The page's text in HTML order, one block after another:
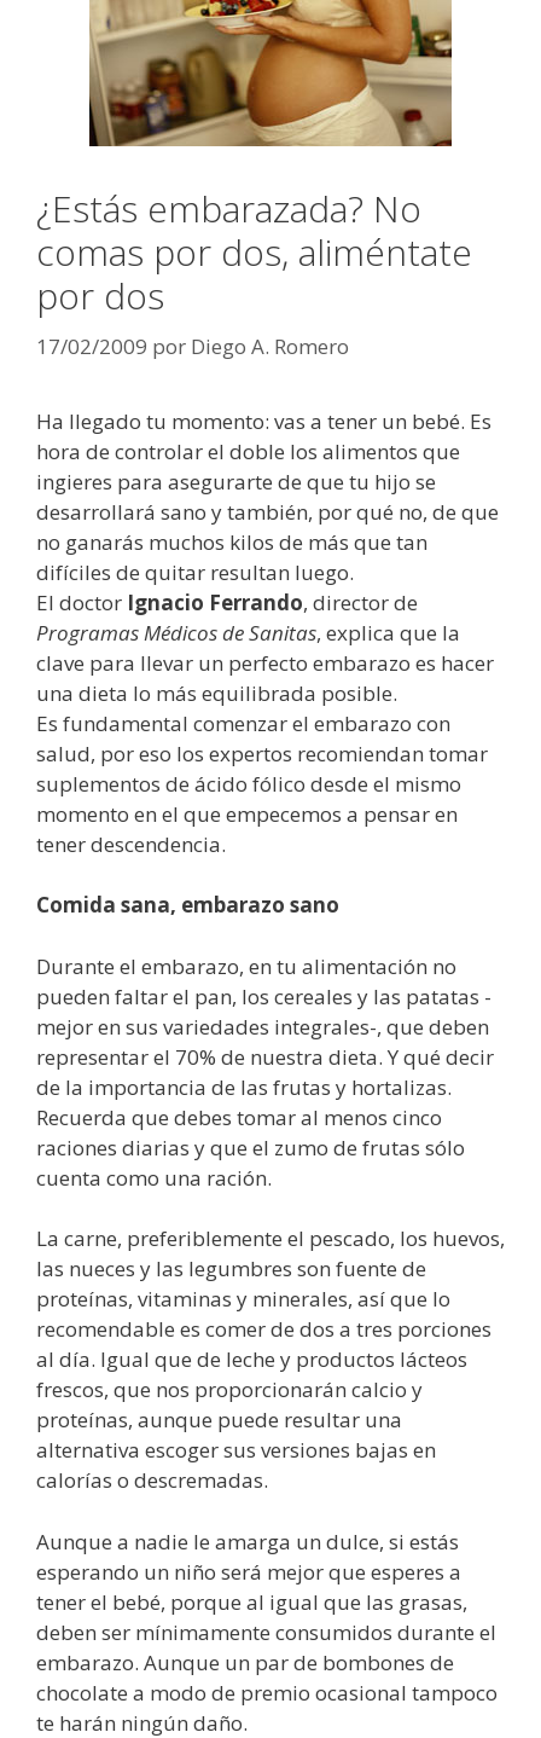
¿Estás embarazada? No
comas por dos, aliméntate
por dos
17/02/2009 por Diego A. Romero
Ha llegado tu momento: vas a tener un bebé. Es
hora de controlar el doble los alimentos que
ingieres para asegurarte de que tu hijo se
desarrollará sano y también, por qué no, de que
no ganarás muchos kilos de más que tan
difíciles de quitar resultan luego.
El doctor Ignacio Ferrando, director de
Programas Médicos de Sanitas, explica que la
clave para llevar un perfecto embarazo es hacer
una dieta lo más equilibrada posible.
Es fundamental comenzar el embarazo con
salud, por eso los expertos recomiendan tomar
suplementos de ácido fólico desde el mismo
momento en el que empecemos a pensar en
tener descendencia.
Comida sana, embarazo sano
Durante el embarazo, en tu alimentación no
pueden faltar el pan, los cereales y las patatas -
mejor en sus variedades integrales-, que deben
representar el 70% de nuestra dieta. Y qué decir
de la importancia de las frutas y hortalizas.
Recuerda que debes tomar al menos cinco
raciones diarias y que el zumo de frutas sólo
cuenta como una ración.
La carne, preferiblemente el pescado, los huevos,
las nueces y las legumbres son fuente de
proteínas, vitaminas y minerales, así que lo
recomendable es comer de dos a tres porciones
al día. Igual que de leche y productos lácteos
frescos, que nos proporcionarán calcio y
proteínas, aunque puede resultar una
alternativa escoger sus versiones bajas en
calorías o descremadas.
Aunque a nadie le amarga un dulce, si estás
esperando un niño será mejor que esperes a
tener el bebé, porque al igual que las grasas,
deben ser mínimamente consumidos durante el
embarazo. Aunque un par de bombones de
chocolate a modo de premio ocasional tampoco
te harán ningún daño.